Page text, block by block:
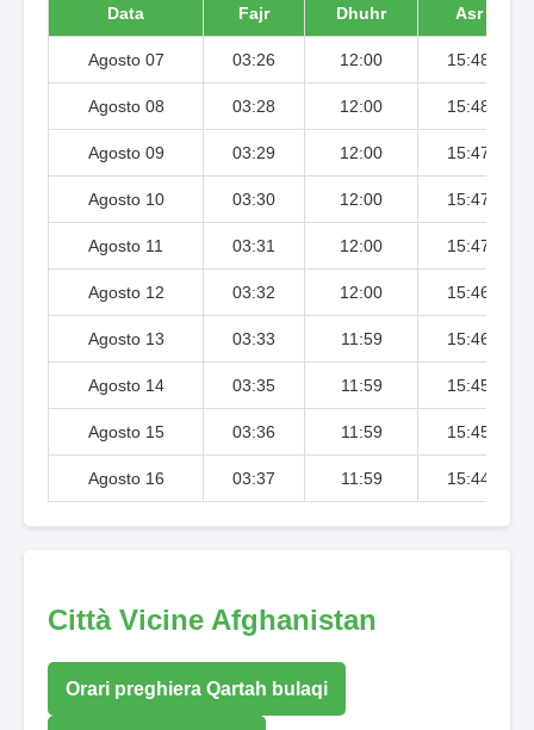
Data Fajr Dhuhr Asr
Agosto 07 03:26 12:00 15:48
Agosto 08 03:28 12:00 15:48
Agosto 09 03:29 12:00 15:47
Agosto 10 03:30 12:00 15:47
Agosto 11 03:31 12:00 15:47
Agosto 12 03:32 12:00 15:46
Agosto 13 03:33 11:59 15:46
Agosto 14 03:35 11:59 15:45
Agosto 15 03:36 11:59 15:45
Agosto 16 03:37 11:59 15:44
Città Vicine Afghanistan
Orari preghiera Qartah bulaqi